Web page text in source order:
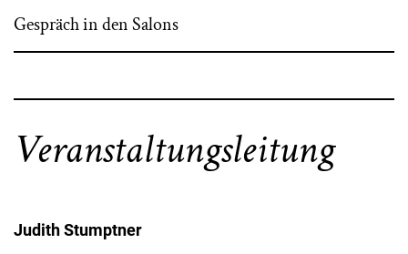
Gespräch in den Salons
Veranstaltungsleitung
Judith Stumptner